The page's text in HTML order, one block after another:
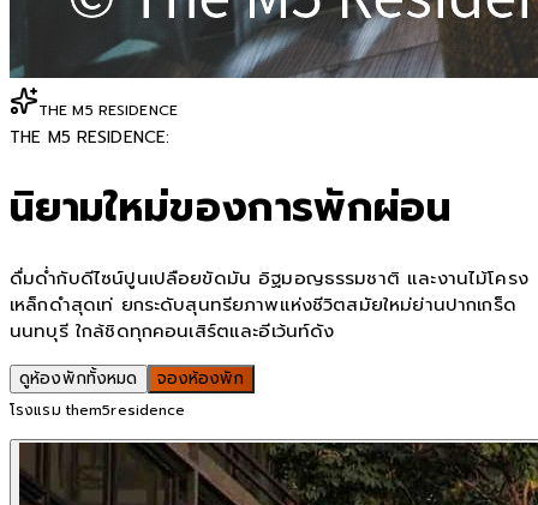
THE M5 RESIDENCE
THE M5 RESIDENCE:
นิยามใหม่ของการพักผ่อน
ดื่มด่ำกับดีไซน์ปูนเปลือยขัดมัน อิฐมอญธรรมชาติ และงานไม้โครง
เหล็กดำสุดเท่ ยกระดับสุนทรียภาพแห่งชีวิตสมัยใหม่ย่านปากเกร็ด
นนทบุรี ใกล้ชิดทุกคอนเสิร์ตและอีเว้นท์ดัง
ดูห้องพักทั้งหมด จองห้องพัก
โรงแรม them5residence